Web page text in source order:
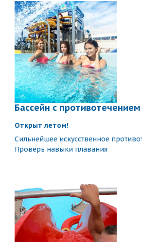
Бассейн с противотечением
Открыт летом!
Сильнейшее искусственное
Проверь навыки плавания